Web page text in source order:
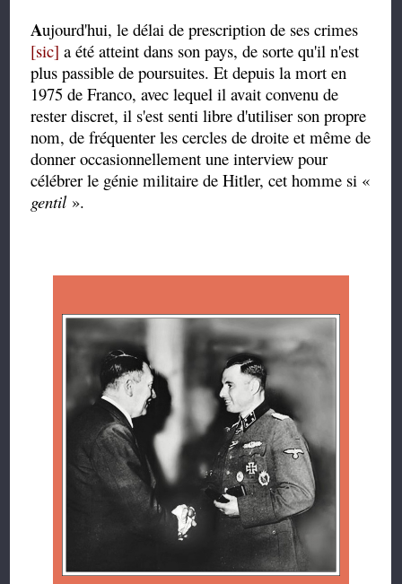
Aujourd'hui, le délai de prescription de ses crimes
[sic] a été atteint dans son pays, de sorte qu'il n'est
plus passible de poursuites. Et depuis la mort en
1975 de Franco, avec lequel il avait convenu de
rester discret, il s'est senti libre d'utiliser son propre
nom, de fréquenter les cercles de droite et même de
donner occasionnellement une interview pour
célébrer le génie militaire de Hitler, cet homme si «
gentil ».